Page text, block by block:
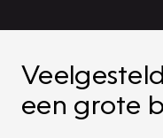
een grote